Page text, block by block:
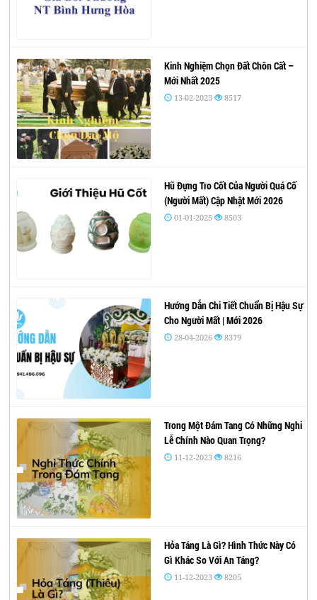
Kinh Nghiệm Chọn Đất Chôn Cất –
Mới Nhất 2025
13-02-2023 8517
Hũ Đựng Tro Cốt Của Người Quá Cố
(Người Mất) Cập Nhật Mới 2026
01-01-2025 8503
Hướng Dẫn Chi Tiết Chuẩn Bị Hậu Sự
Cho Người Mất | Mới 2026
28-04-2026 8379
Trong Một Đám Tang Có Những Nghi
Lễ Chính Nào Quan Trọng?
11-12-2023 8216
Hỏa Táng Là Gì? Hình Thức Này Có
Gì Khác So Với An Táng?
11-12-2023 8205